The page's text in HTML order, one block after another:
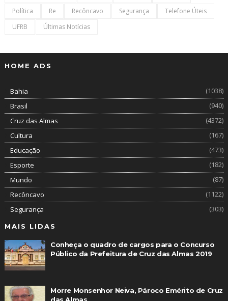
Política
Re Recôncavo Segurança
Telefone Úteis
UFRB
Últimas Notícias
HOME ADS
Bahia
(1038)
Brasil
(940)
Cruz das Almas
(4372)
Cultura
(167)
Educação
(473)
Esporte
(182)
Mundo
(87)
Recôncavo
(1122)
Segurança
(303)
MAIS LIDAS
Conheça o quadro de cargos para o Concurso
Público da Prefeitura de Cruz das Almas 2019
Morre Monsenhor Neiva, Pároco Emérito de Cruz